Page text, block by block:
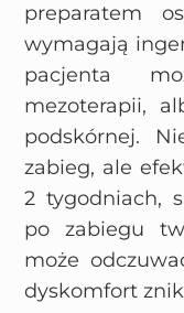
preparatem
wymagają
pacjenta
mezoterapii,
podskórnej.
zabieg, ale
2 tygodniach,
po zabiegu
może
dyskomfort